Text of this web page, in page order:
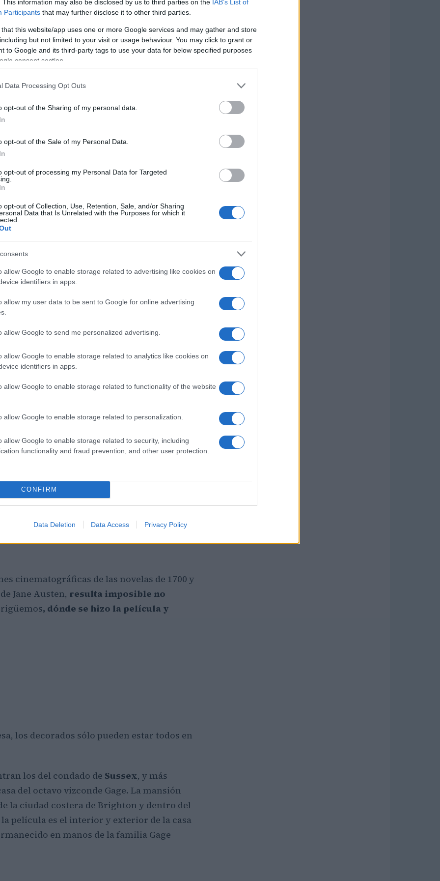
This information may also be disclosed by us to third parties on the IAB’s List of
Participants that may further disclose it to other third parties.
that this website/app uses one or more Google services and may gather and store
but not limited to your visit or usage behaviour. You may click to grant or
to Google and its third-party tags to use your data for below specified purposes
consent section.
Data Processing Opt Outs
opt-out of the Sharing of my personal data.
opt-out of the Sale of my Personal Data.
opt-out of processing my Personal Data for Targeted
opt-out of Collection, Use, Retention, Sale, and/or Sharing
Data that Is Unrelated with the Purposes for which it
allow Google to enable storage related to advertising like cookies on
identifiers in apps.
allow my user data to be sent to Google for online advertising
allow Google to send me personalized advertising.
allow Google to enable storage related to analytics like cookies on
identifiers in apps.
allow Google to enable storage related to functionality of the website
allow Google to enable storage related to personalization.
allow Google to enable storage related to security, including
functionality and fraud prevention, and other user protection.
CONFIRM
Data Deletion Data Access Privacy Policy
se rodó
el personaje deEmma, nacida de la
la espléndida y talentosa Gwyneth Paltrow
romántica dirigida por Autumn de
otro rostro conocido por los fans de la
príncipe Carlos en The Crown de Netflix.
cinematográficas de las novelas de 1700 y
Jane Austen, resulta imposible no
, dónde se hizo la película y
los decorados sólo pueden estar todos en
los del condado de Sussex, y más
del octavo vizconde Gage. La mansión
la ciudad costera de Brighton y dentro del
película es el interior y exterior de la casa
en manos de la familia Gage